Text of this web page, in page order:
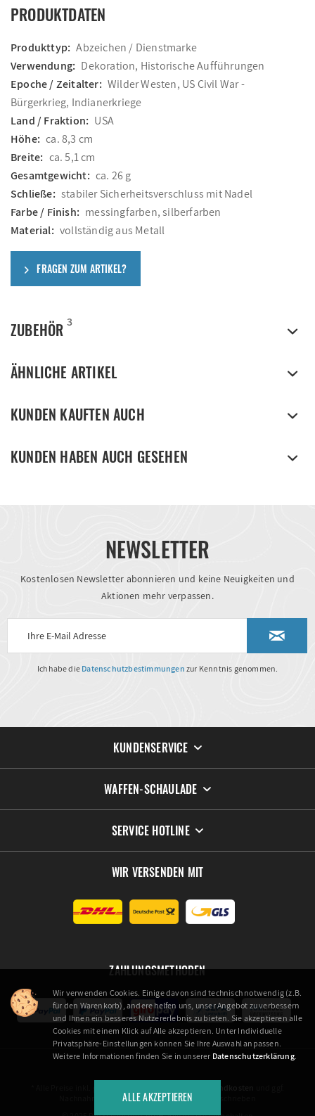
PRODUKTDATEN
Produkttyp: Abzeichen / Dienstmarke
Verwendung: Dekoration, Historische Aufführungen
Epoche / Zeitalter: Wilder Westen, US Civil War -
Bürgerkrieg, Indianerkriege
Land / Fraktion: USA
Höhe: ca. 8,3 cm
Breite: ca. 5,1 cm
Gesamtgewicht: ca. 26 g
Schließe: stabiler Sicherheitsverschluss mit Nadel
Farbe / Finish: messingfarben, silberfarben
Material: vollständig aus Metall
FRAGEN ZUM ARTIKEL?
ZUBEHÖR 3
ÄHNLICHE ARTIKEL
KUNDEN KAUFTEN AUCH
KUNDEN HABEN AUCH GESEHEN
NEWSLETTER
Kostenlosen Newsletter abonnieren und keine Neuigkeiten und
Aktionen mehr verpassen.
Ich habe die Datenschutzbestimmungen zur Kenntnis genommen.
KUNDENSERVICE
WAFFEN-SCHAULADE
SERVICE HOTLINE
WIR VERSENDEN MIT
ZAHLUNGSMETHODEN
Nachnahmegebühren, wenn nicht anders beschrieben
Wir verwenden Cookies. Einige davon sind technisch notwendig (z.B.
für den Warenkorb), andere helfen uns, unser Angebot zu verbessern
und Ihnen ein besseres Nutzererlebnis zu bieten. Sie akzeptieren alle
Cookies mit einem Klick auf Alle akzeptieren. Unter Individuelle
Privatsphäre-Einstellungen können Sie Ihre Auswahl anpassen.
Weitere Informationen finden Sie in unserer Datenschutzerklärung.
ALLE AKZEPTIEREN